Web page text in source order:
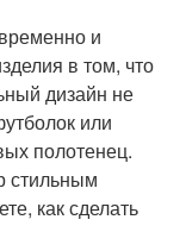
и
в том, что
дизайн не
или
полотенец.
стильным
как сделать